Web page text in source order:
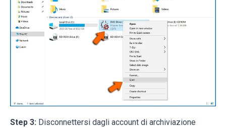
Step 3: Disconnettersi dagli account di archiviazione